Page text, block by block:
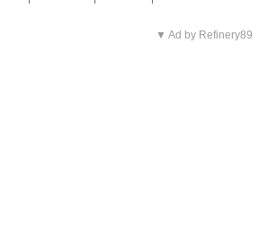
▼ Ad by Refinery89